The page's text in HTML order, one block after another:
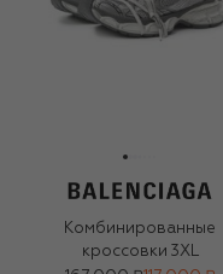
Комбинированные
кроссовки 3XL